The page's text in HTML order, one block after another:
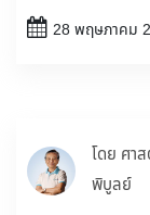
28 พฤษภาคม
โดย ศา
พิบูลย์